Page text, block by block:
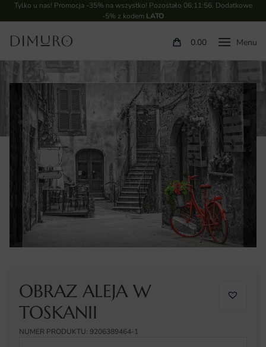
Tylko u nas! Promocja -35% na wszystko! Pozostało 06:11:55. Dodatkowe
-5% z kodem LATO
0.00
OBRAZ ALEJA W
TOSKANII
NUMER PRODUKTU: 9206389464-1